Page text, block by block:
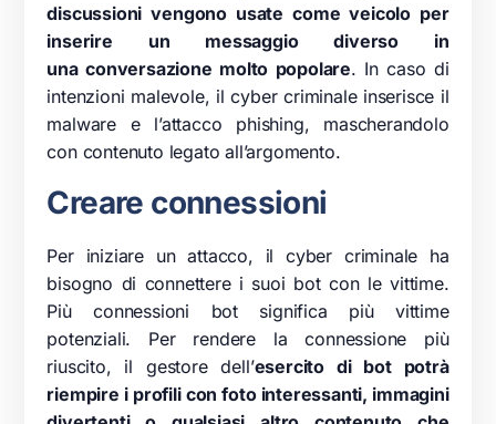
discussioni vengono usate come veicolo per
inserire un messaggio diverso in
una conversazione molto popolare. In caso di
intenzioni malevole, il cyber criminale inserisce il
malware e l’attacco phishing, mascherandolo
con contenuto legato all’argomento.
Creare connessioni
Per iniziare un attacco, il cyber criminale ha
bisogno di connettere i suoi bot con le vittime.
Più connessioni bot significa più vittime
potenziali. Per rendere la connessione più
riuscito, il gestore dell’esercito di bot potrà
riempire i profili con foto interessanti, immagini